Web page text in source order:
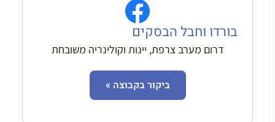
בורדו וחבל הבסקים
דרום מערב צרפת, יינות וקולינריה משובחת
ביקור בקבוצה »